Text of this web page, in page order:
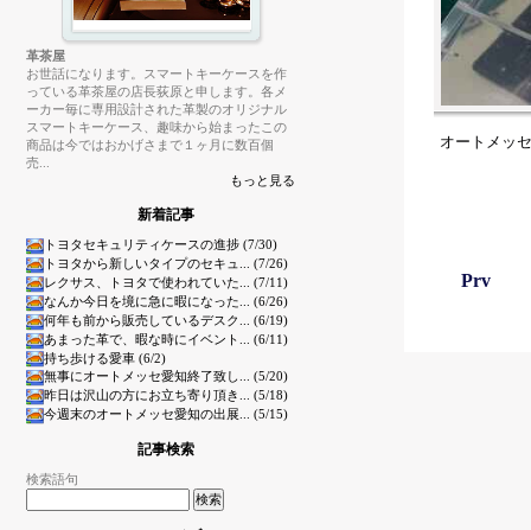
革茶屋
お世話になります。スマートキーケースを作
っている革茶屋の店長荻原と申します。各メ
ーカー毎に専用設計された革製のオリジナル
スマートキーケース、趣味から始まったこの
商品は今ではおかげさまで１ヶ月に数百個
売...
もっと見る
新着記事
トヨタセキュリティケースの進捗 (7/30)
トヨタから新しいタイプのセキュ... (7/26)
レクサス、トヨタで使われていた... (7/11)
なんか今日を境に急に暇になった... (6/26)
何年も前から販売しているデスク... (6/19)
あまった革で、暇な時にイベント... (6/11)
持ち歩ける愛車 (6/2)
無事にオートメッセ愛知終了致し... (5/20)
昨日は沢山の方にお立ち寄り頂き... (5/18)
今週末のオートメッセ愛知の出展... (5/15)
記事検索
検索語句
オートメッ
Prv